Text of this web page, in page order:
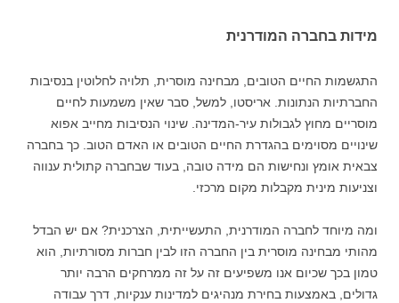
מידות בחברה המודרנית
התגשמות החיים הטובים, מבחינה מוסרית, תלויה לחלוטין בנסיבות
החברתיות הנתונות. אריסטו, למשל, סבר שאין משמעות לחיים
מוסריים מחוץ לגבולות עיר-המדינה. שינוי הנסיבות מחייב אפוא
שינויים מסוימים בהגדרת החיים הטובים או האדם הטוב. כך בחברה
צבאית אומץ ונחישות הם מידה טובה, בעוד שבחברה קתולית ענווה
וצניעות מינית מקבלות מקום מרכזי.
ומה מיוחד לחברה המודרנית, התעשייתית, הצרכנית? אם יש הבדל
מהותי מבחינה מוסרית בין החברה הזו לבין חברות מסורתיות, הוא
טמון בכך שכיום אנו משפיעים זה על זה ממרחקים הרבה יותר
גדולים, באמצעות בחירת מנהיגים למדינות ענקיות, דרך עבודה